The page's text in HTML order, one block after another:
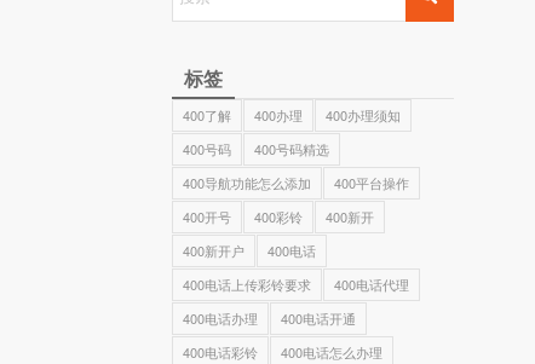
标签
400了解 400办理
400办理须知
400号码
400号码精选
400导航功能怎么添加
400平台操作
400开号
400彩铃
400新开
400新开户
400电话
400电话上传彩铃要求
400电话代理
400电话办理
400电话开通
400电话彩铃
400电话怎么办理